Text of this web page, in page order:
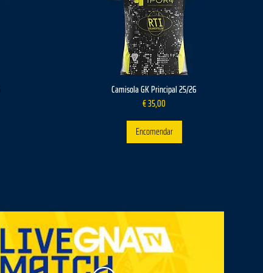
Camisola GK Principal 25/26
Preço
€ 35,00
Encomendar